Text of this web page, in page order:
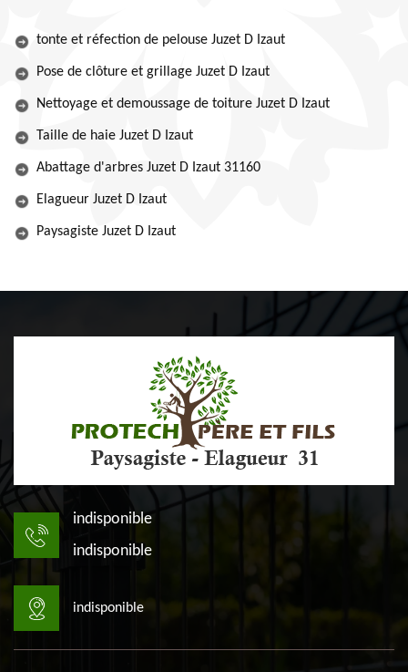
tonte et réfection de pelouse Juzet D Izaut
Pose de clôture et grillage Juzet D Izaut
Nettoyage et demoussage de toiture Juzet D Izaut
Taille de haie Juzet D Izaut
Abattage d'arbres Juzet D Izaut 31160
Elagueur Juzet D Izaut
Paysagiste Juzet D Izaut
indisponible
indisponible
indisponible